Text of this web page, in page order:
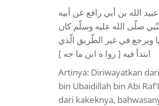
الله بن أبي رافع عن أبيه
صلّى الله عليه وسلّم كان
ويرجع في غير الطّريق الّذي
ابتدأ فيه [ روا ه ابن ما جه ]
Artinya: Diriwayatkan
bin Ubaidillah bin Abi
dari kakeknya,